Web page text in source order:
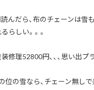
んだら、布のチェーンは雪
らしい。。。
修理52800円、、、思い出プ
位の雪なら、チェーン無し